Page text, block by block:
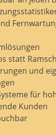
statt
und
für
Kunden